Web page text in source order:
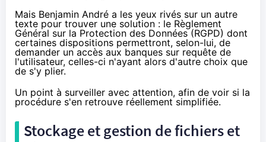
Mais Benjamin André a les yeux rivés sur un autre
texte pour trouver une solution : le Règlement
Général sur la Protection des Données (RGPD) dont
certaines dispositions permettront, selon-lui, de
demander un accès aux banques sur requête de
l'utilisateur, celles-ci n'ayant alors d'autre choix que
de s'y plier.
Un point à surveiller avec attention, afin de voir si la
procédure s'en retrouve réellement simplifiée.
Stockage et gestion de fichiers et